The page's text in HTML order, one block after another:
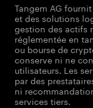
Tangem AG
et des solutions
gestion des actifs
réglementée en
ou bourse de
conserve ni ne
utilisateurs. Les
par des
ni
services tiers.